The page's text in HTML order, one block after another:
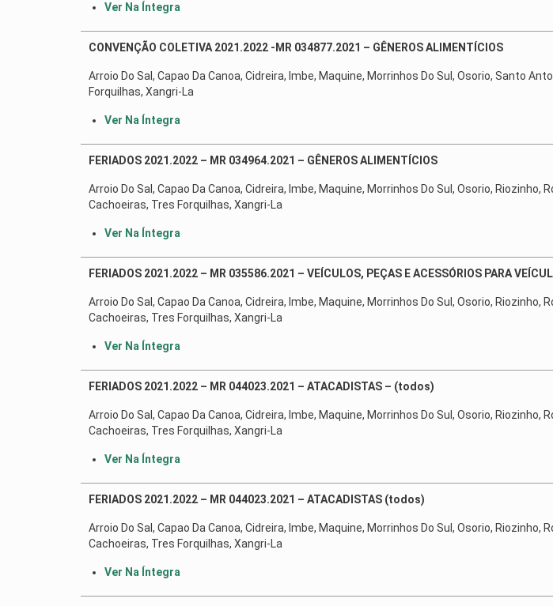
Ver Na Íntegra
CONVENÇÃO COLETIVA 2021.2022 -MR 034877.2021 – GÊNEROS ALIMENTÍCIOS
Arroio Do Sal, Capao Da Canoa, Cidreira, Imbe, Maquine, Morrinhos Do Sul, Osorio, Santo
Forquilhas, Xangri-La
Ver Na Íntegra
FERIADOS 2021.2022 – MR 034964.2021 – GÊNEROS ALIMENTÍCIOS
Arroio Do Sal, Capao Da Canoa, Cidreira, Imbe, Maquine, Morrinhos Do Sul, Osorio,
Cachoeiras, Tres Forquilhas, Xangri-La
Ver Na Íntegra
FERIADOS 2021.2022 – MR 035586.2021 – VEÍCULOS, PEÇAS E ACESSÓRIOS PARA
Arroio Do Sal, Capao Da Canoa, Cidreira, Imbe, Maquine, Morrinhos Do Sul, Osorio,
Cachoeiras, Tres Forquilhas, Xangri-La
Ver Na Íntegra
FERIADOS 2021.2022 – MR 044023.2021 – ATACADISTAS – (todos)
Arroio Do Sal, Capao Da Canoa, Cidreira, Imbe, Maquine, Morrinhos Do Sul, Osorio,
Cachoeiras, Tres Forquilhas, Xangri-La
Ver Na Íntegra
FERIADOS 2021.2022 – MR 044023.2021 – ATACADISTAS (todos)
Arroio Do Sal, Capao Da Canoa, Cidreira, Imbe, Maquine, Morrinhos Do Sul, Osorio,
Cachoeiras, Tres Forquilhas, Xangri-La
Ver Na Íntegra